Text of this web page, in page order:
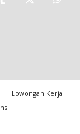
Lowongan Kerja